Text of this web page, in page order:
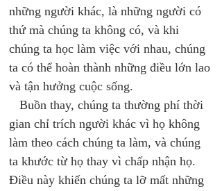
những người khác, là những người có
thứ mà chúng ta không có, và khi
chúng ta học làm việc với nhau, chúng
ta có thể hoàn thành những điều lớn lao
và tận hưởng cuộc sống.
Buồn thay, chúng ta thường phí thời
gian chỉ trích người khác vì họ không
làm theo cách chúng ta làm, và chúng
ta khước từ họ thay vì chấp nhận họ.
Điều này khiến chúng ta lỡ mất những